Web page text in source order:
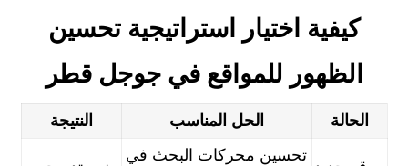
كيفية اختيار استراتيجية تحسين
الظهور للمواقع في جوجل قطر
الحالة الحل المناسب النتيجة
تحسين محركات البحث في